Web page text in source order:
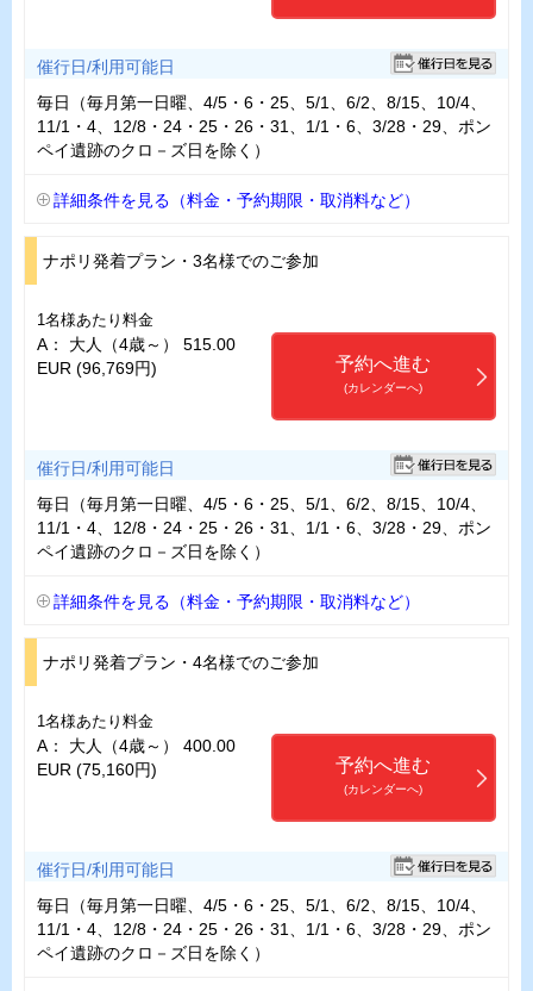
催行日/利用可能日
毎日（毎月第一日曜、4/5・6・25、5/1、6/2、8/15、10/4、
11/1・4、12/8・24・25・26・31、1/1・6、3/28・29、ポン
ペイ遺跡のクロ－ズ日を除く）
詳細条件を見る（料金・予約期限・取消料など）
ナポリ発着プラン・3名様でのご参加
1名様あたり料金
A： 大人（4歳～） 515.00
EUR (96,769円)
予約へ進む
(カレンダーへ)
催行日/利用可能日
毎日（毎月第一日曜、4/5・6・25、5/1、6/2、8/15、10/4、
11/1・4、12/8・24・25・26・31、1/1・6、3/28・29、ポン
ペイ遺跡のクロ－ズ日を除く）
詳細条件を見る（料金・予約期限・取消料など）
ナポリ発着プラン・4名様でのご参加
1名様あたり料金
A： 大人（4歳～） 400.00
EUR (75,160円)
予約へ進む
(カレンダーへ)
催行日/利用可能日
毎日（毎月第一日曜、4/5・6・25、5/1、6/2、8/15、10/4、
11/1・4、12/8・24・25・26・31、1/1・6、3/28・29、ポン
ペイ遺跡のクロ－ズ日を除く）